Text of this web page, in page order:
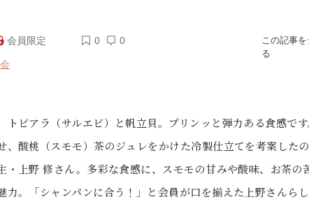
会員限定 0 0
この記事
る
トビアラ（サルエビ）と帆立貝。プリンッと弾力ある食感で
、酸桃（スモモ）茶のジュレをかけた冷製仕立てを考案した
・上野 修さん。多彩な食感に、スモモの甘みや酸味、お茶
力。「シャンパンに合う！」と会員が口を揃えた上野さんら